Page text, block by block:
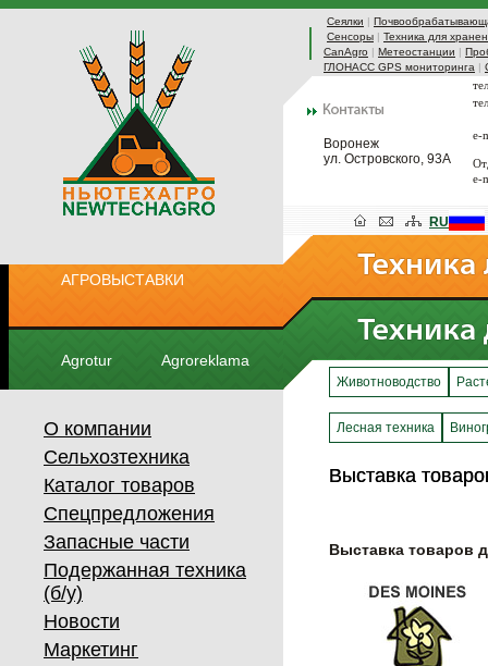
Сеялки |
Сенсоры | Техника для
CanAgro | Метеостанции |
ГЛОНАСС GPS мониторинга |
Воронеж
ул. Островского, 93А
e-
e-
АГРОВЫСТАВКИ
Agrotur Agroreklama
RU
О компании
Сельхозтехника
Каталог товаров
Спецпредложения
Запасные части
Подержанная техника
(б/у)
Новости
Маркетинг
Животноводство
Лесная техника
Выставка
Выставка
Выставка товаров